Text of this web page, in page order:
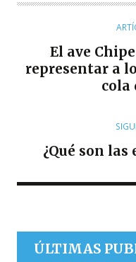
O
El ave
representar a
cola
¿Qué son las
ÚLTIMAS